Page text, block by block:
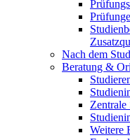
Nach dem
Beratung &
Zentrale
Weitere